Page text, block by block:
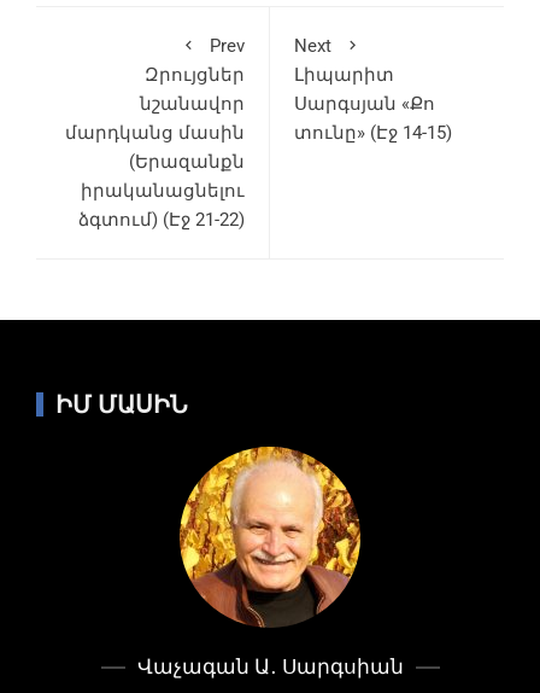
Prev
Զրույցներ
նշանավոր
մարդկանց մասին
(Երազանքն
իրականացնելու
ձգտում) (Էջ 21-22)
Next
Լիպարիտ
Սարգսյան «Քո
տունը» (Էջ 14-15)
ԻՄ ՄԱՍԻՆ
Վաչագան Ա․ Սարգսիան